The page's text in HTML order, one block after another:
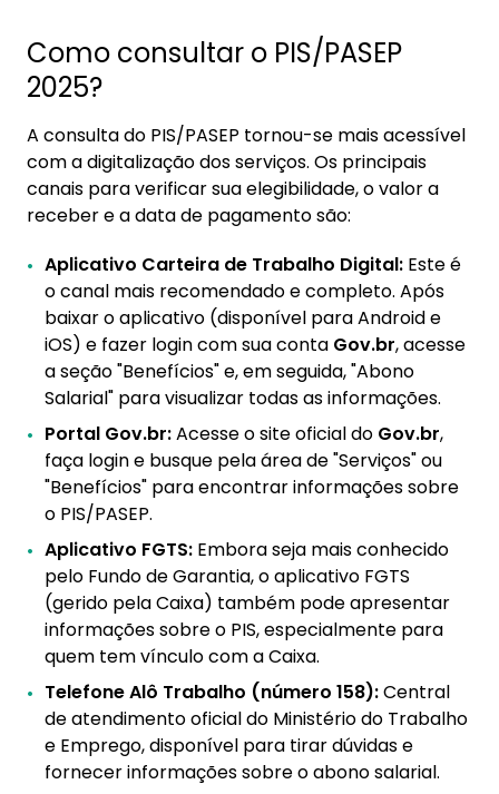
Como consultar o PIS/PASEP
2025?
A consulta do PIS/PASEP tornou-se mais acessível
com a digitalização dos serviços. Os principais
canais para verificar sua elegibilidade, o valor a
receber e a data de pagamento são:
Aplicativo Carteira de Trabalho Digital: Este é
o canal mais recomendado e completo. Após
baixar o aplicativo (disponível para Android e
iOS) e fazer login com sua conta Gov.br, acesse
a seção "Benefícios" e, em seguida, "Abono
Salarial" para visualizar todas as informações.
Portal Gov.br:Acesse o site oficial do Gov.br,
faça login e busque pela área de "Serviços" ou
"Benefícios" para encontrar informações sobre
o PIS/PASEP.
Aplicativo FGTS: Embora seja mais conhecido
pelo Fundo de Garantia, o aplicativo FGTS
(gerido pela Caixa) também pode apresentar
informações sobre o PIS, especialmente para
quem tem vínculo com a Caixa.
Telefone Alô Trabalho (número 158):Central
de atendimento oficial do Ministério do Trabalho
e Emprego, disponível para tirar dúvidas e
fornecer informações sobre o abono salarial.